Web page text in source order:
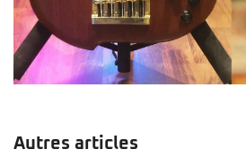
Autres articles